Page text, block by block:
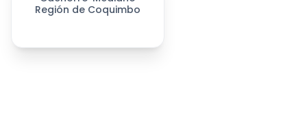
Región de Coquimbo